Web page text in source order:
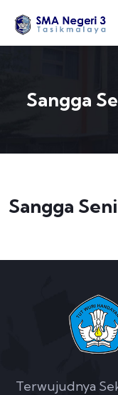
Sangga
Sangga
Terwujudnya